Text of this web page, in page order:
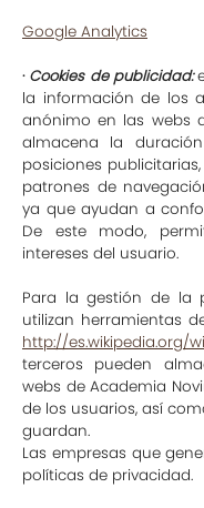
Google Analytics
· Cookies de publicidad:
la información de los
anónimo en las webs
almacena la
posiciones
patrones de
ya que ayudan a
De este modo,
intereses del usuario.
Para la gestión de la
utilizan herramientas
http://es.wikipedia.org/
terceros pueden
webs de Academia
de los usuarios, así
guardan.
Las empresas que
políticas de privacidad.